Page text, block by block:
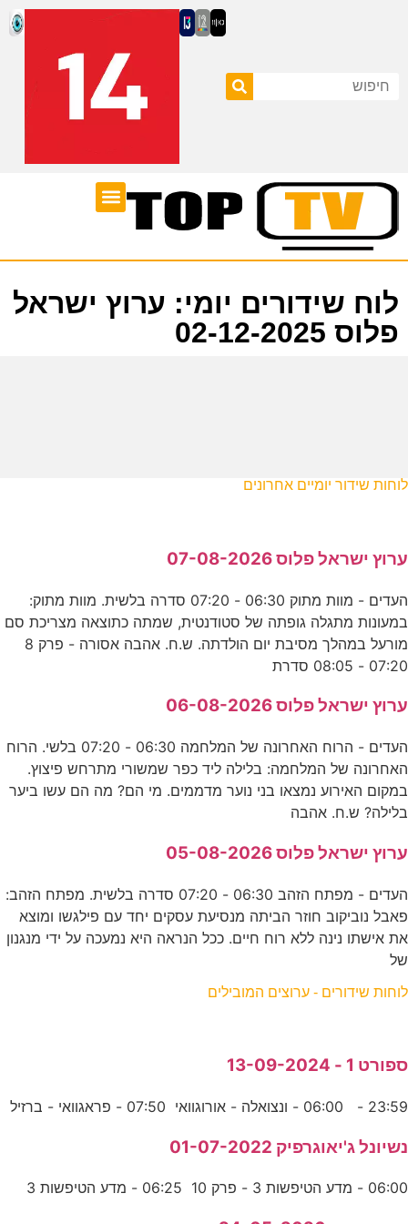
לוח שידורים יומי: ערוץ ישראל
פלוס 02-12-2025
לוחות שידור יומיים אחרונים
ערוץ ישראל פלוס 07-08-2026
העדים - מוות מתוק 06:30 - 07:20 סדרה בלשית. מוות מתוק:
במעונות מתגלה גופתה של סטודנטית, שמתה כתוצאה מצריכת סם
מורעל במהלך מסיבת יום הולדתה. ש.ח. אהבה אסורה - פרק 8
07:20 - 08:05 סדרת
ערוץ ישראל פלוס 06-08-2026
העדים - הרוח האחרונה של המלחמה 06:30 - 07:20 בלשי. הרוח
האחרונה של המלחמה: בלילה ליד כפר שמשורי מתרחש פיצוץ.
במקום האירוע נמצאו בני נוער מדממים. מי הם? מה הם עשו ביער
בלילה? ש.ח. אהבה
ערוץ ישראל פלוס 05-08-2026
העדים - מפתח הזהב 06:30 - 07:20 סדרה בלשית. מפתח הזהב:
פאבל נוביקוב חוזר הביתה מנסיעת עסקים יחד עם פילגשו ומוצא
את אישתו נינה ללא רוח חיים. ככל הנראה היא נמעכה על ידי מנגנון
של
לוחות שידורים - ערוצים המובילים
ספורט 1 - 13-09-2024
23:59 - 06:00 - ונצואלה - אורוגוואי 07:50 - פראגוואי - ברזיל
נשיונל ג'יאוגרפיק 01-07-2022
06:00 - מדע הטיפשות 3 - פרק 10 06:25 - מדע הטיפשות 3